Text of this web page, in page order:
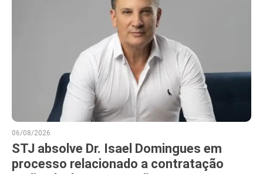
06/08/2026
STJ absolve Dr. Isael Domingues em
processo relacionado a contratação